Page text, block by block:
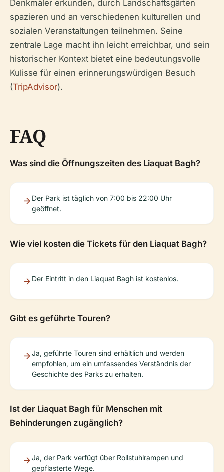
Denkmäler erkunden, durch Landschaftsgärten
spazieren und an verschiedenen kulturellen und
sozialen Veranstaltungen teilnehmen. Seine
zentrale Lage macht ihn leicht erreichbar, und sein
historischer Kontext bietet eine bedeutungsvolle
Kulisse für einen erinnerungswürdigen Besuch
(TripAdvisor).
FAQ
Was sind die Öffnungszeiten des Liaquat Bagh?
Der Park ist täglich von 7:00 bis 22:00 Uhr
geöffnet.
Wie viel kosten die Tickets für den Liaquat Bagh?
Der Eintritt in den Liaquat Bagh ist kostenlos.
Gibt es geführte Touren?
Ja, geführte Touren sind erhältlich und werden
empfohlen, um ein umfassendes Verständnis der
Geschichte des Parks zu erhalten.
Ist der Liaquat Bagh für Menschen mit
Behinderungen zugänglich?
Ja, der Park verfügt über Rollstuhlrampen und
gepflasterte Wege.